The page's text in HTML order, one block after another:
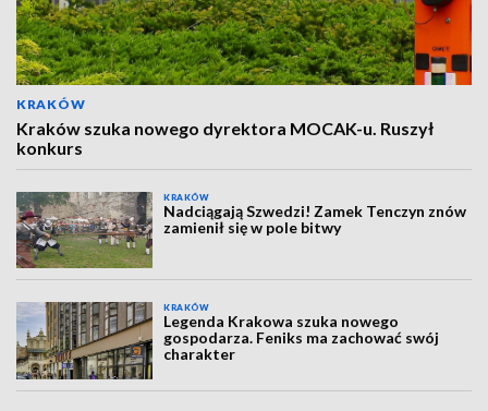
KRAKÓW
Kraków szuka nowego dyrektora MOCAK-u. Ruszył
konkurs
KRAKÓW
Nadciągają Szwedzi! Zamek Tenczyn znów
zamienił się w pole bitwy
KRAKÓW
Legenda Krakowa szuka nowego
gospodarza. Feniks ma zachować swój
charakter